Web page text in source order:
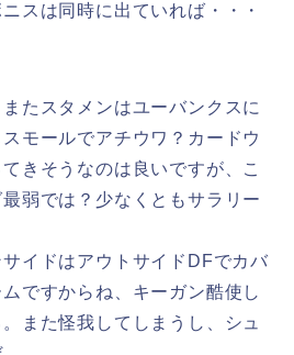
スは同時に出ていれば・・・
たスタメンはユーバンクスに
モールでアチウワ？カードウ
きそうなのは良いですが、こ
弱では？少なくともサラリー
イドはアウトサイドDFでカバ
ですからね、キーガン酷使し
また怪我してしまうし、シュ